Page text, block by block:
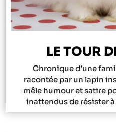
LE TOUR
Chronique d’une
racontée par un lapin
mêle humour et satire
inattendus de résister